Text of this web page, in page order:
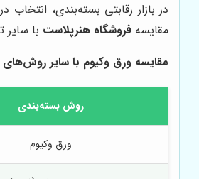
در بازار رقابتی بسته‌بندی،
مقایسه فروشگاه هنرپلاست با
مقایسه ورق وکیوم با سایر
روش بسته‌بندی
ورق وکیوم